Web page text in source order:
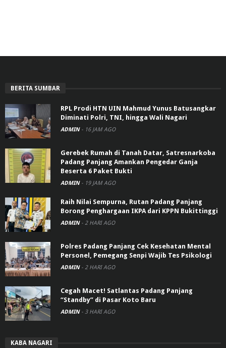
BERITA SUMBAR
RPL Prodi HTN UIN Mahmud Yunus Batusangkar
Diminati Polri, TNI, hingga Wali Nagari
ADMIN - 16 JAM AGO
Gerebek Rumah di Tanah Datar, Satresnarkoba
Padang Panjang Amankan Pengedar Ganja
Beserta 6 Paket Bukti
ADMIN - 19 JAM AGO
Raih Nilai Sempurna, Rutan Padang Panjang
Borong Penghargaan IKPA dari KPPN Bukittinggi
ADMIN - 2 HARI AGO
Polres Padang Panjang Cek Kesehatan Mental
Personel, Pemegang Senpi Wajib Tes Psikologi
ADMIN - 2 HARI AGO
Cegah Macet! Satlantas Padang Panjang
“Standby” di Pasar Koto Baru
ADMIN - 3 HARI AGO
KABA NAGARI